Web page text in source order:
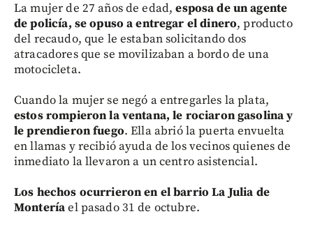
La mujer de 27 años de edad,esposa de un agente
de policía, se opuso a entregar el dinero, producto
del recaudo, que le estaban solicitando dos
atracadores que se movilizaban a bordo de una
motocicleta.
Cuando la mujer se negó a entregarles la plata,
estos rompieron la ventana, le rociaron gasolina y
le prendieron fuego. Ella abrió la puerta envuelta
en llamas y recibió ayuda de los vecinos quienes de
inmediato la llevaron a un centro asistencial.
Los hechos ocurrieron en el barrio La Julia de
Monteríael pasado 31 de octubre.